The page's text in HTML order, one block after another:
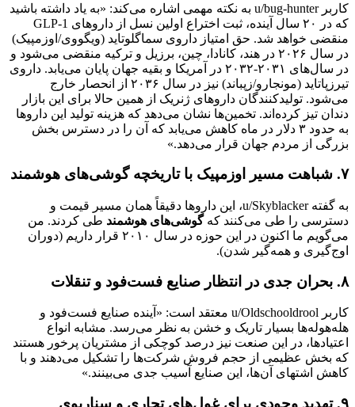
کاربر u/bug-hunter به نکته مهمی اشاره می‌کند: «به یاد داشته باشید
که در ۲۰ سال آینده، ثبت اختراع اولین نسل از داروهای GLP-1
منقضی خواهد شد. حق امتیاز داروی سماگلوتاید (ویگووی/اوزمپیک)
در سال ۲۰۲۶ در هند، کانادا، چین، برزیل و ترکیه منقضی می‌شود و
در سال‌های ۲۰۳۱-۲۰۳۲ در آمریکا و بقیه جهان پایان می‌یابد. داروی
تیرزپاتاید (مونجارو/زپباند) نیز در سال ۲۰۳۶ از انحصار خارج
می‌شود. تولیدکنندگان داروهای ژنریک از همین حالا برای این بازار
دندان تیز کرده‌اند. تخمین‌ها نشان می‌دهد که هزینه تولید این داروها
به حدود ۳ دلار در ماه کاهش می‌یابد که آن را در دسترس بخش
بزرگی از مردم جهان قرار می‌دهد.»
۷. شباهت مسیر اوزمپیک با تاریخچه گوشی‌های هوشمند
به گفته u/Skyblacker، این داروها دقیقاً همان مسیر قیمت و
دسترسی را طی می‌کنند کهگوشی‌های هوشمند طی کردند. من
می‌گویم ما اکنون در این حوزه در سال ۲۰۱۰ قرار داریم (دوران
اوج‌گیری و همه‌گیر شدن).
۸. بحران جدی در انتظار صنایع فست‌فود و تنقلات
کاربر u/Oldschooldrool معتقد است: «آینده صنایع فست‌فود و
هله‌هوله‌ها بسیار تاریک و خشن به نظر می‌رسد. مشابه انواع
اعتیادها، در این صنعت نیز درصد کوچکی از مشتریان پرخور هستند
که بخش عظیمی از حجم فروش شرکت‌ها را تشکیل می‌دهند و با
کاهش اشتهای آن‌ها، این صنایع آسیب جدی می‌بینند.»
۹. تهدید وجودی برای غول‌های تجاری و سناریوی